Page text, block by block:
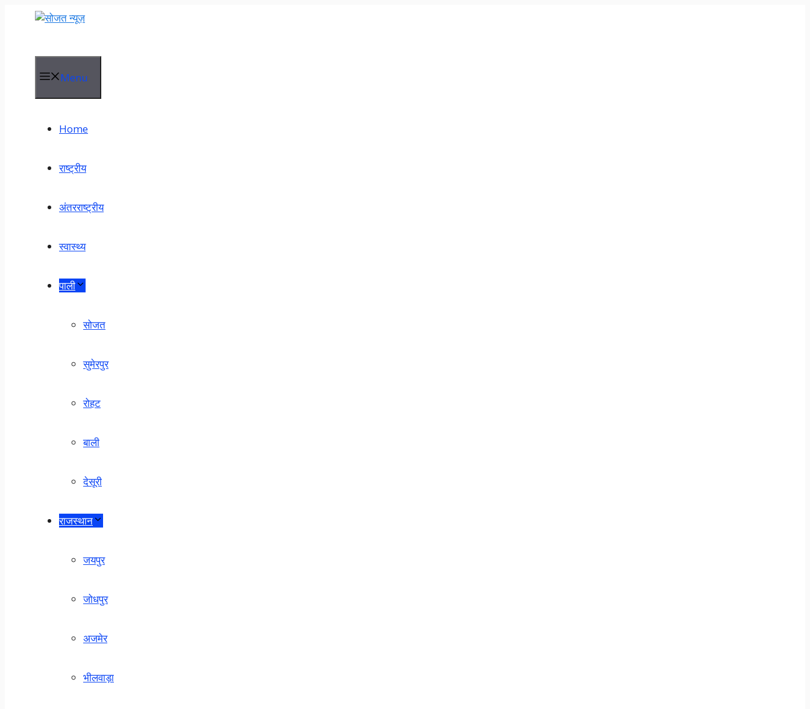
Menu
Home
राष्ट्रीय
अंतरराष्ट्रीय
स्वास्थ्य
पाली
सोजत
सुमेरपुर
रोहट
बाली
देसूरी
राजस्थान
जयपुर
जोधपुर
अजमेर
भीलवाड़ा